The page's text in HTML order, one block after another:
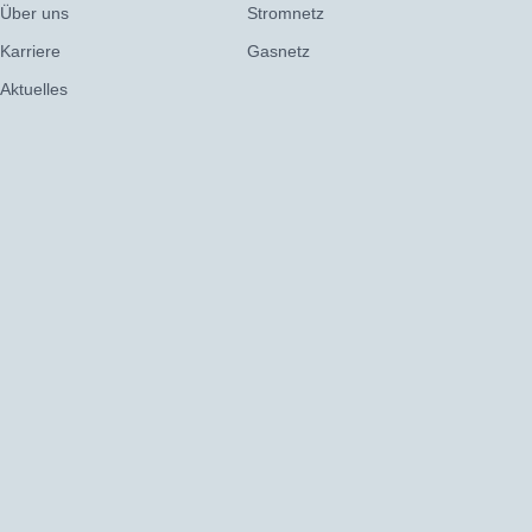
Über uns
Karriere
Aktuelles
Stromnetz
Gasnetz